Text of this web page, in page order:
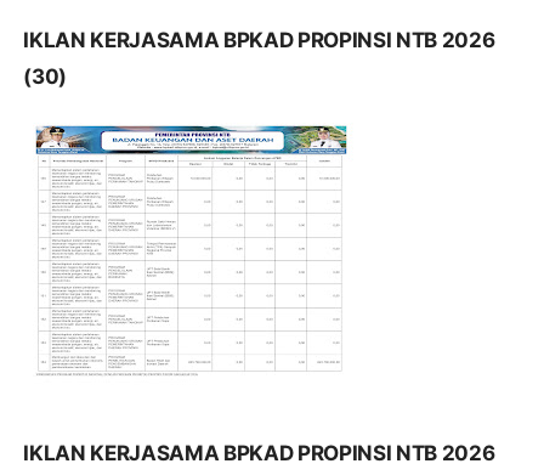
IKLAN KERJASAMA BPKAD PROPINSI NTB 2026
(30)
IKLAN KERJASAMA BPKAD PROPINSI NTB 2026